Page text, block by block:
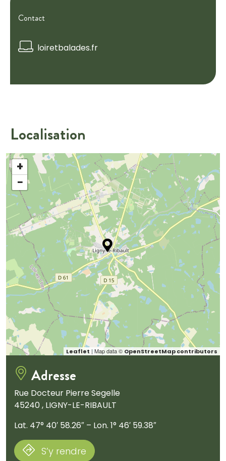
Contact
loiretbalades.fr
Localisation
+
−
Leaflet | Map data © OpenStreetMap contributors
Adresse
Rue Docteur Pierre Segelle
45240 , LIGNY-LE-RIBAULT
Lat. 47° 40′ 58.26″ – Lon. 1° 46′ 59.38″
S’y rendre